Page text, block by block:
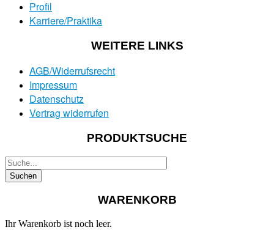
Profil
Karriere/Praktika
WEITERE LINKS
AGB/Widerrufsrecht
Impressum
Datenschutz
Vertrag widerrufen
PRODUKTSUCHE
WARENKORB
Ihr Warenkorb ist noch leer.